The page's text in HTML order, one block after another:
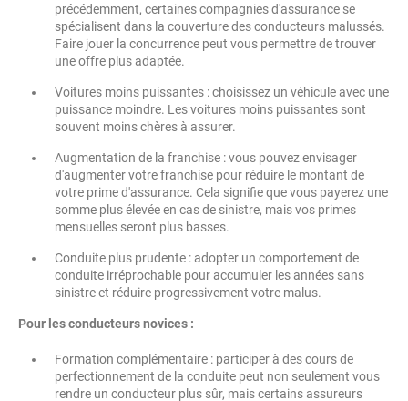
précédemment, certaines compagnies d'assurance se
spécialisent dans la couverture des conducteurs malussés.
Faire jouer la concurrence peut vous permettre de trouver
une offre plus adaptée.
Voitures moins puissantes : choisissez un véhicule avec une
puissance moindre. Les voitures moins puissantes sont
souvent moins chères à assurer.
Augmentation de la franchise : vous pouvez envisager
d'augmenter votre franchise pour réduire le montant de
votre prime d'assurance. Cela signifie que vous payerez une
somme plus élevée en cas de sinistre, mais vos primes
mensuelles seront plus basses.
Conduite plus prudente : adopter un comportement de
conduite irréprochable pour accumuler les années sans
sinistre et réduire progressivement votre malus.
Pour les conducteurs novices :
Formation complémentaire : participer à des cours de
perfectionnement de la conduite peut non seulement vous
rendre un conducteur plus sûr, mais certains assureurs